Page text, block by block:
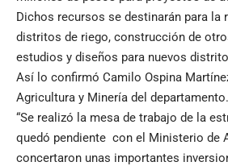
Dichos recursos se destinarán para la
distritos de riego, construcción de
estudios y diseños para nuevos
Así lo confirmó Camilo Ospina
Agricultura y Minería del departamento.
“Se realizó la mesa de trabajo de la
quedó pendiente con el Ministerio de
concertaron unas importantes